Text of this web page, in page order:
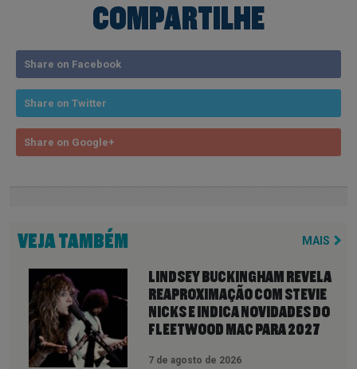
COMPARTILHE
Share on Facebook
Share on Twitter
Share on Google+
VEJA TAMBÉM MAIS
LINDSEY BUCKINGHAM REVELA
REAPROXIMAÇÃO COM STEVIE
NICKS E INDICA NOVIDADES DO
FLEETWOOD MAC PARA 2027
7 de agosto de 2026